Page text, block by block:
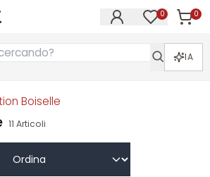
0 0
IA
Boiselle
11 Articoli